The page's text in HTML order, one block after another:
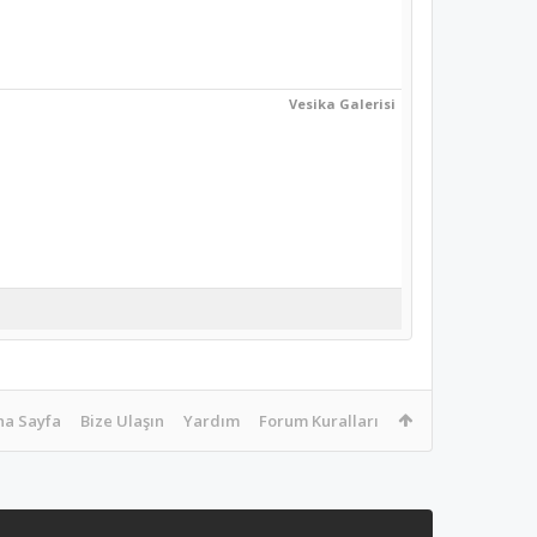
Vesika Galerisi
Sayfa Bize Ulaşın Yardım Forum Kuralları